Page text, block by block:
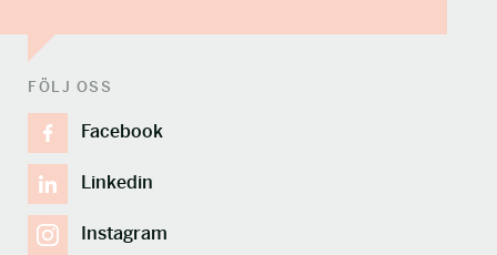
FÖLJ OSS
Facebook
Linkedin
Instagram